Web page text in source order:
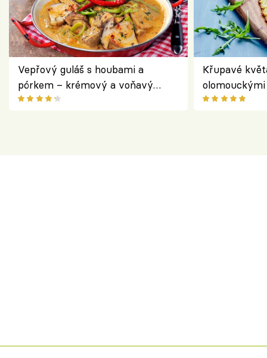
Vepřový guláš s houbami a
pórkem – krémový a voňavý
pokrm z jednoho hrnce
Křupavé
bezlepkový